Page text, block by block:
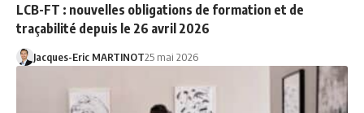
LCB-FT : nouvelles obligations de formation et de
traçabilité depuis le 26 avril 2026
Jacques-Eric MARTINOT25 mai 2026